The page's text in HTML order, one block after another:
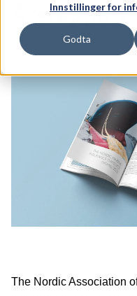
Innstillinger for
Godta
Idé og utforming
Synlighet og
Arbeider
Podcast
Kontakt
Årsrapport
The Nordic Association